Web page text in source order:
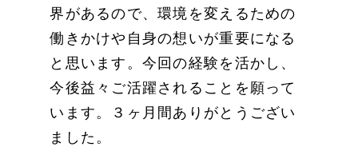
界があるので、環境を変えるための
働きかけや自身の想いが重要になる
と思います。今回の経験を活かし、
今後益々ご活躍されることを願って
います。３ヶ月間ありがとうござい
ました。